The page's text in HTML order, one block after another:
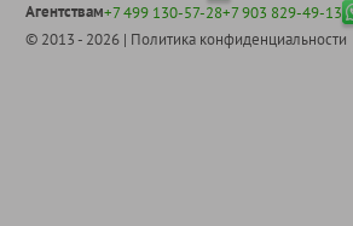
Агентствам+7 499 130-57-28+7 903 829-49-13
© 2013 - 2026 | Политика конфиденциальности